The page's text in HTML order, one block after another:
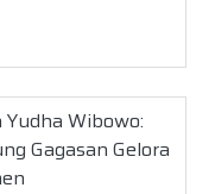
Wibowo:
Gagasan Gelora